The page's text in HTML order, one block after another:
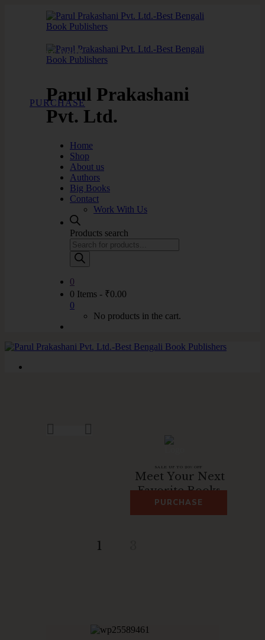
Parul Prakashani
Pvt. Ltd.
Home
Shop
About us
Authors
Big Books
Contact
Work With Us
Products search
0
0 Items - ₹0.00
0
No products in the cart.
SALE UP TO 20% OFF
Meet Your Next
Favorite Books.
PURCHASE
1
Story book
PURCHASE